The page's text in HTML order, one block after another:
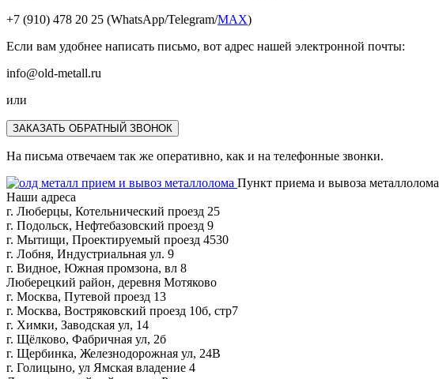
+7 (910) 478 20 25 (WhatsApp/Telegram/MAX)
Если вам удобнее написать письмо, вот адрес нашей электронной почты:
info@old-metall.ru
или
ЗАКАЗАТЬ ОБРАТНЫЙ ЗВОНОК
На письма отвечаем так же оперативно, как и на телефонные звонки.
Пункт приема и вывоза металлолома
Наши адреса
г. Люберцы, Котельнический проезд 25
г. Подольск, Нефтебазовский проезд 9
г. Мытищи, Проектируемый проезд 4530
г. Лобня, Индустриальная ул. 9
г. Видное, Южная промзона, вл 8
Люберецкий район, деревня Мотяково
г. Москва, Путевой проезд 13
г. Москва, Востряковский проезд 10б, стр7
г. Химки, Заводская ул, 14
г. Щёлково, Фабричная ул, 2б
г. Щербинка, Железнодорожная ул, 24В
г. Голицыно, ул Ямская владение 4